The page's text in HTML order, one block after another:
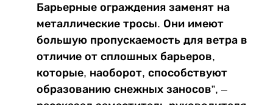
Барьерные ограждения заменят на
металлические тросы. Они имеют
большую пропускаемость для ветра в
отличие от сплошных барьеров,
которые, наоборот, способствуют
образованию снежных заносов”, –